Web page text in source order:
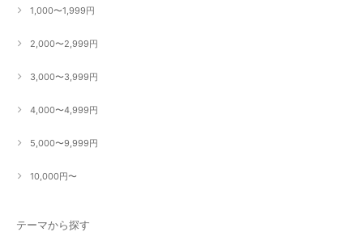
1,000〜1,999円
2,000〜2,999円
3,000〜3,999円
4,000〜4,999円
5,000〜9,999円
10,000円〜
テーマから探す